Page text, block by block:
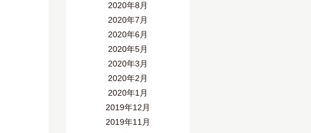
2020年8月
2020年7月
2020年6月
2020年5月
2020年3月
2020年2月
2020年1月
2019年12月
2019年11月